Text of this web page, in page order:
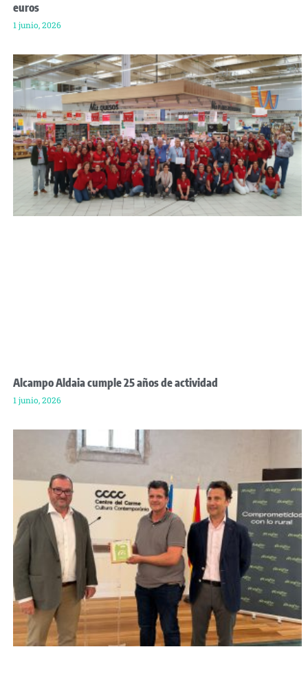
euros
1 junio, 2026
Alcampo Aldaia cumple 25 años de actividad
1 junio, 2026